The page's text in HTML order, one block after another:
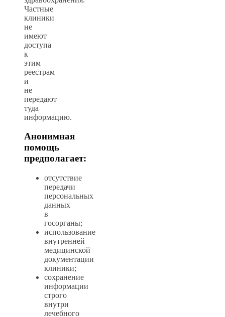
Частные
клиники
не
имеют
доступа
к
этим
реестрам
и
не
передают
туда
информацию.
Анонимная
помощь
предполагает:
отсутствие
передачи
персональных
данных
в
госорганы;
использование
внутренней
медицинской
документации
клиники;
сохранение
информации
строго
внутри
лечебного